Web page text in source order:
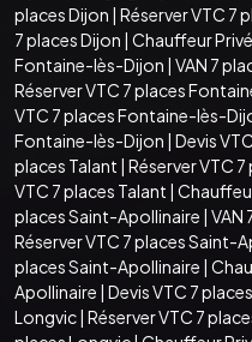
places Dijon | Réserver VTC 7
7 places Dijon | Chauffeur
Fontaine-lès-Dijon | VAN 7
Réserver VTC 7 places
VTC 7 places Fontaine-lès-
Fontaine-lès-Dijon | Devis
places Talant | Réserver VTC
VTC 7 places Talant |
places Saint-Apollinaire | VAN
Réserver VTC 7 places Saint-
places Saint-Apollinaire |
Apollinaire | Devis VTC 7
Longvic| Réserver VTC 7